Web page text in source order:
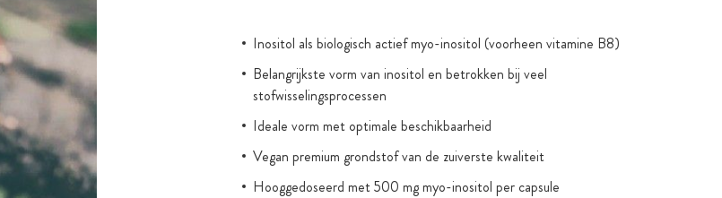
Inositol als biologisch actief myo-inositol (voorheen vitamine B8)
Belangrijkste vorm van inositol en betrokken bij veel
stofwisselingsprocessen
Ideale vorm met optimale beschikbaarheid
Vegan premium grondstof van de zuiverste kwaliteit
Hooggedoseerd met 500 mg myo-inositol per capsule